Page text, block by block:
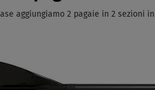
aggiungiamo 2 pagaie in 2 sezioni